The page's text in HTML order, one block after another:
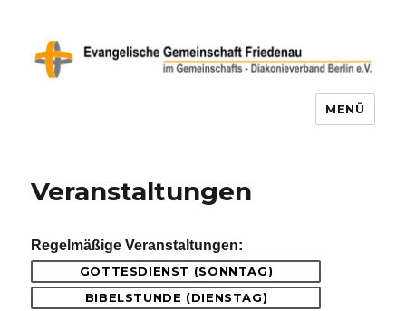
Evangelische Gemeinschaft
MENÜ
Veranstaltungen
Regelmäßige Veranstaltungen:
GOTTESDIENST (SONNTAG)
BIBELSTUNDE (DIENSTAG)